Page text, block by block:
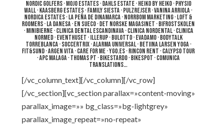
Nordic Golfers · Mojo Estates · Dahls Estate · Heiko By Heiko · Physio
Wall · Kaasberg Estates · Family Siesta · Pulzrejser · Vanina Arriola ·
Nordica Estates · La Peña de Dinamarca · Norrbom Marketing · Loft &
Roomers · La Danesa · En Sueco · Det Norske Magasinet · Bifrostskolen
· Minibierne · Clinica Dental Escandinava · Clinica NorDental · Clinica
NorMed · Eventhuset · Illerup · Bulotto · Evadamo · BodyTalk
Torreblanca · SoccerTrix · Alarma Universal · Betiina Larsen Yoga ·
Fit&Sund · Argen Vita · Care For Me · ygo.es · Rincon Rent · Calypso Tour
· APC Malaga · Thomas PT · Bikestardo · Bikespot · Comunica
Translations…
[/vc_column_text][/vc_column][/vc_row]
[/vc_section][vc_section parallax=»content-moving»
parallax_image=»» bg_class=»bg-lightgrey»
parallax_image_repeat=»no-repeat»